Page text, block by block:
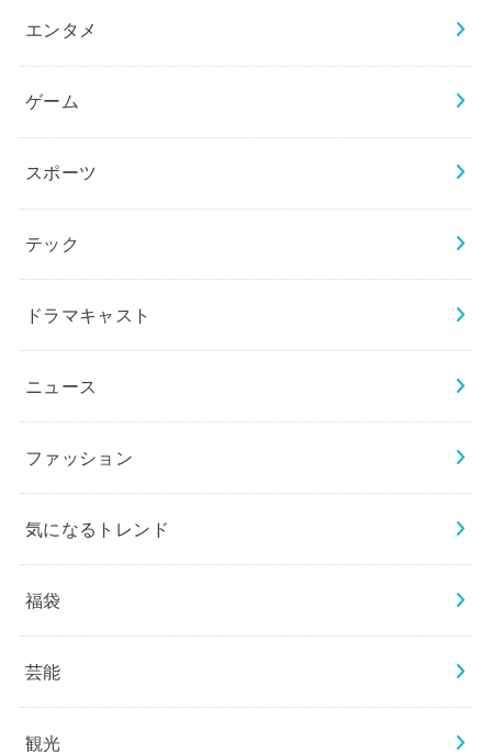
エンタメ
ゲーム
スポーツ
テック
ドラマキャスト
ニュース
ファッション
気になるトレンド
福袋
芸能
観光